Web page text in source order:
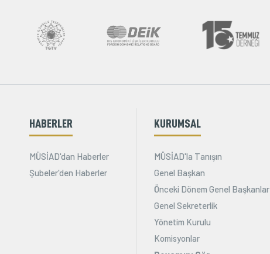
HABERLER
MÜSİAD'dan Haberler
Şubeler'den Haberler
KURUMSAL
MÜSİAD'la Tanışın
Genel Başkan
Önceki Dönem Genel Başkanlar
Genel Sekreterlik
Yönetim Kurulu
Komisyonlar